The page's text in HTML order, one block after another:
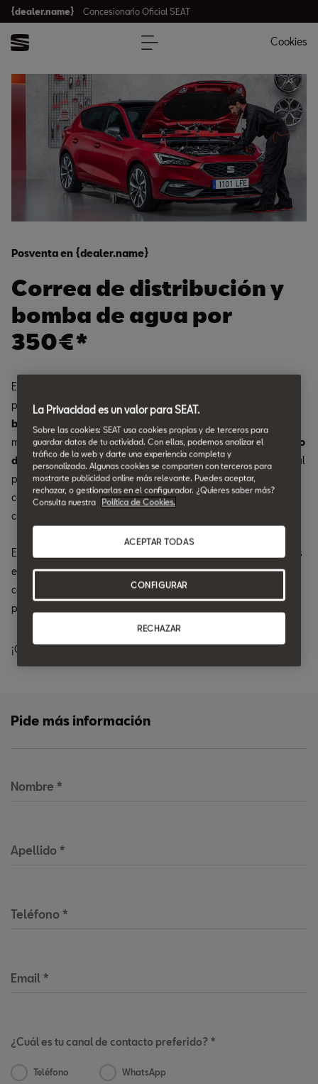
{dealer.name} Concesionario Oficial SEAT
Cookies
Posventa en {dealer.name}
Correa de distribución y
bomba de agua por
350€*
En Orvecame, estamos ofreciendo una oferta especial a un
precio inmejorable: el cambio de correa de distribución y
bomba de agua por sólo 350€
(según la
motorización),incluyendo un descuento del 10% en la mano
de obra. Mantener tu SEAT en perfectas condiciones es esencial
para garantizar una conducción segura y sin problemas, y la
correa de distribución y la bomba de agua son componentes
cruciales para el correcto funcionamiento de tu vehículo.
En Orvecame, contamos con técnicos altamente especializados
en SEAT y con las herramientas necesarias para realizar el
cambio de manera rápida y eficiente. Deja que nuestro equipo
profesional se encargue de todo.
¡Contáctanos!
Pide más información
Nombre *
Apellido *
Teléfono *
Email *
¿Cuál es tu canal de contacto preferido? *
Teléfono WhatsApp
La Privacidad es un valor para SEAT.
Sobre las cookies: SEAT usa cookies propias y de terceros para
guardar datos de tu actividad. Con ellas, podemos analizar el
tráfico de la web y darte una experiencia completa y
personalizada. Algunas cookies se comparten con terceros para
mostrarte publicidad online más relevante. Puedes aceptar,
rechazar, o gestionarlas en el configurador. ¿Quieres saber más?
Consulta nuestra
Política de Cookies.
RECHAZAR
ACEPTAR TODAS
CONFIGURAR